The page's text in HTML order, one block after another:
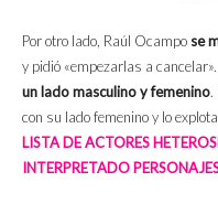
Por otro lado, Raúl Ocampo se
y pidió «empezarlas a
un lado masculino y femenino.
con su lado femenino y lo
LISTA DE ACTORES
INTERPRETADO